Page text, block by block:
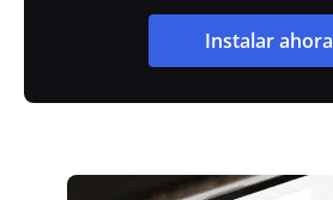
Instalar ahora